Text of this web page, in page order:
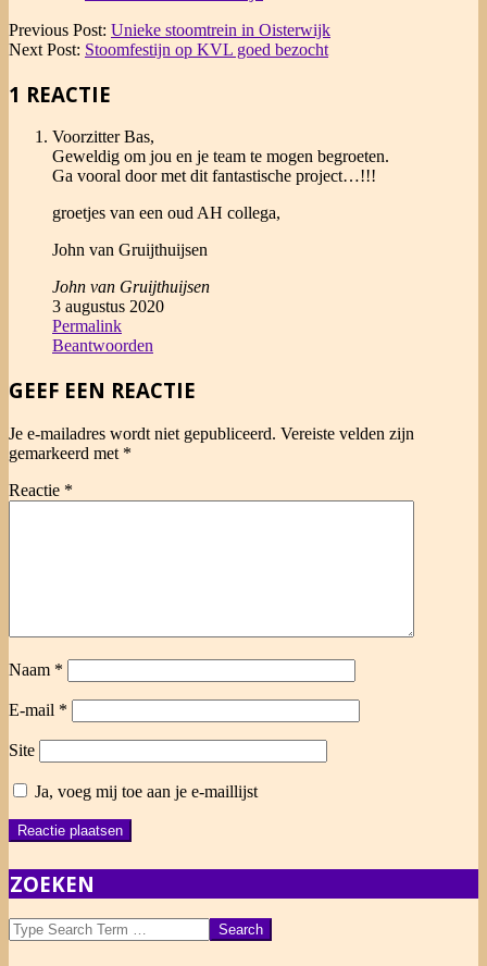
2015-
09-
Previous Post: Unieke stoomtrein in Oisterwijk
Next Post: Stoomfestijn op KVL goed bezocht
1 REACTIE
Voorzitter Bas,
Geweldig om jou en je team te mogen begroeten.
Ga vooral door met dit fantastische project…!!!
groetjes van een oud AH collega,
John van Gruijthuijsen
John van Gruijthuijsen
3 augustus 2020
Permalink
Beantwoorden
GEEF EEN REACTIE
Je e-mailadres wordt niet gepubliceerd. Vereiste velden zijn
gemarkeerd met *
Reactie *
Naam *
E-mail *
Site
Ja, voeg mij toe aan je e-maillijst
ZOEKEN
Search